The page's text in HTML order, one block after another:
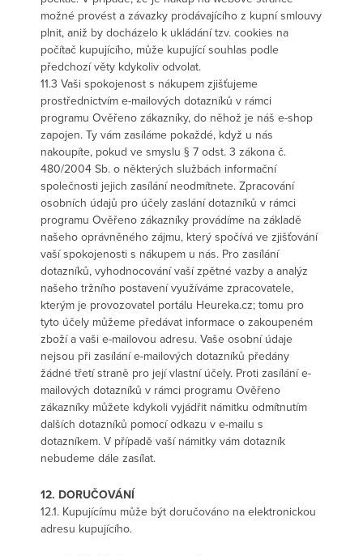
možné provést a závazky prodávajícího z kupní smlouvy
plnit, aniž by docházelo k ukládání tzv. cookies na
počítač kupujícího, může kupující souhlas podle
předchozí věty kdykoliv odvolat.
11.3 Vaši spokojenost s nákupem zjišťujeme
prostřednictvím e-mailových dotazníků v rámci
programu Ověřeno zákazníky, do něhož je náš e-shop
zapojen. Ty vám zasíláme pokaždé, když u nás
nakoupíte, pokud ve smyslu § 7 odst. 3 zákona č.
480/2004 Sb. o některých službách informační
společnosti jejich zasílání neodmítnete. Zpracování
osobních údajů pro účely zaslání dotazníků v rámci
programu Ověřeno zákazníky provádíme na základě
našeho oprávněného zájmu, který spočívá ve zjišťování
vaší spokojenosti s nákupem u nás. Pro zasílání
dotazníků, vyhodnocování vaší zpětné vazby a analýz
našeho tržního postavení využíváme zpracovatele,
kterým je provozovatel portálu Heureka.cz; tomu pro
tyto účely můžeme předávat informace o zakoupeném
zboží a vaši e-mailovou adresu. Vaše osobní údaje
nejsou při zasílání e-mailových dotazníků předány
žádné třetí straně pro její vlastní účely. Proti zasílání e-
mailových dotazníků v rámci programu Ověřeno
zákazníky můžete kdykoli vyjádřit námitku odmítnutím
dalších dotazníků pomocí odkazu v e-mailu s
dotazníkem. V případě vaší námitky vám dotazník
nebudeme dále zasílat.
12. DORUČOVÁNÍ
12.1. Kupujícímu může být doručováno na elektronickou
adresu kupujícího.